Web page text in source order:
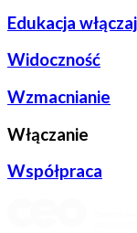
Edukacja
Widoczność
Wzmacnianie
Włączanie
Współpraca